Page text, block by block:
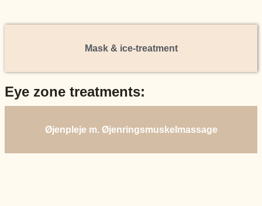
Mask & ice-treatment
Eye zone treatments:
Øjenpleje m. Øjenringsmuskelmassage